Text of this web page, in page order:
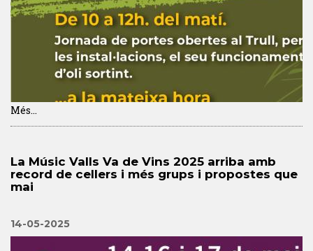
Més...
La Músic Valls Va de Vins 2025 arriba amb
record de cellers i més grups i propostes que
mai
14-05-2025